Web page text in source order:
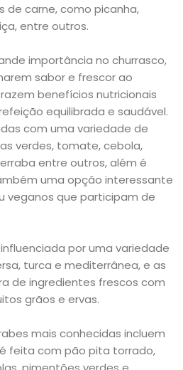
de carne, como picanha,
entre outros.
importância no churrasco,
sabor e frescor ao
benefícios nutricionais
equilibrada e saudável.
com uma variedade de
verdes, tomate, cebola,
entre outros, além é
uma opção interessante
veganos que participam de
por uma variedade
turca e mediterrânea, e as
de ingredientes frescos com
grãos e ervas.
mais conhecidas incluem
feita com pão pita torrado,